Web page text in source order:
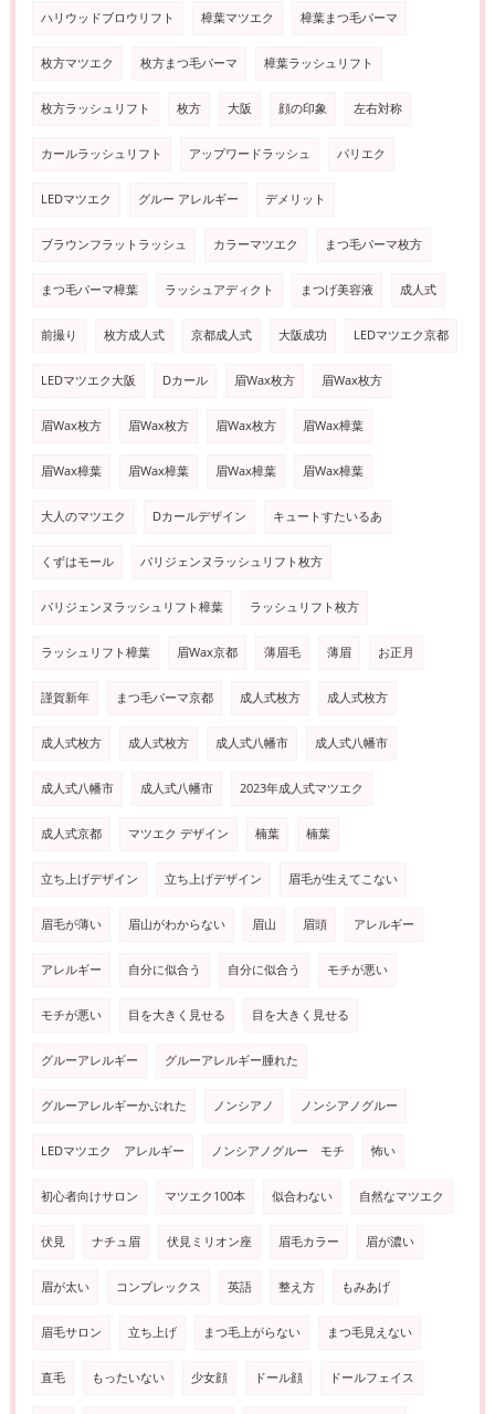
ハリウッドブロウリフト 樟葉マツエク 樟葉まつ毛パーマ
枚方マツエク 枚方まつ毛パーマ 樟葉ラッシュリフト
枚方ラッシュリフト 枚方 大阪 顔の印象 左右対称
カールラッシュリフト アップワードラッシュ パリエク
LEDマツエク グルー アレルギー デメリット
ブラウンフラットラッシュ カラーマツエク まつ毛パーマ枚方
まつ毛パーマ樟葉 ラッシュアディクト まつげ美容液 成人式
前撮り 枚方成人式 京都成人式 大阪成功 LEDマツエク京都
LEDマツエク大阪 Dカール 眉Wax枚方 眉Wax枚方
眉Wax枚方 眉Wax枚方 眉Wax枚方 眉Wax樟葉
眉Wax樟葉 眉Wax樟葉 眉Wax樟葉 眉Wax樟葉
大人のマツエク Dカールデザイン キュートすたいるあ
くずはモール パリジェンヌラッシュリフト枚方
パリジェンヌラッシュリフト樟葉 ラッシュリフト枚方
ラッシュリフト樟葉 眉Wax京都 薄眉毛 薄眉 お正月
謹賀新年 まつ毛パーマ京都 成人式枚方 成人式枚方
成人式枚方 成人式枚方 成人式八幡市 成人式八幡市
成人式八幡市 成人式八幡市 2023年成人式マツエク
成人式京都 マツエク デザイン 楠葉 楠葉
立ち上げデザイン 立ち上げデザイン 眉毛が生えてこない
眉毛が薄い 眉山がわからない 眉山 眉頭 アレルギー
アレルギー 自分に似合う 自分に似合う モチが悪い
モチが悪い 目を大きく見せる 目を大きく見せる
グルーアレルギー グルーアレルギー腫れた
グルーアレルギーかぶれた ノンシアノ ノンシアノグルー
LEDマツエク アレルギー ノンシアノグルー モチ 怖い
初心者向けサロン マツエク100本 似合わない 自然なマツエク
伏見 ナチュ眉 伏見ミリオン座 眉毛カラー 眉が濃い
眉が太い コンプレックス 英語 整え方 もみあげ
眉毛サロン 立ち上げ まつ毛上がらない まつ毛見えない
直毛 もったいない 少女顔 ドール顔 ドールフェイス